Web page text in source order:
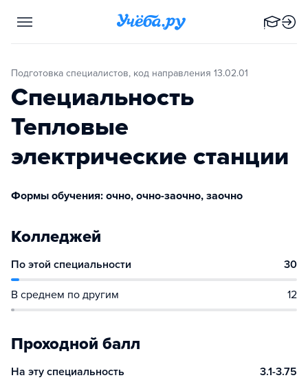
Подготовка специалистов, код направления 13.02.01
Специальность
Тепловые
электрические станции
Формы обучения: очно, очно-заочно, заочно
Колледжей
По этой специальности 30
В среднем по другим 12
Проходной балл
На эту специальность 3.1-3.75